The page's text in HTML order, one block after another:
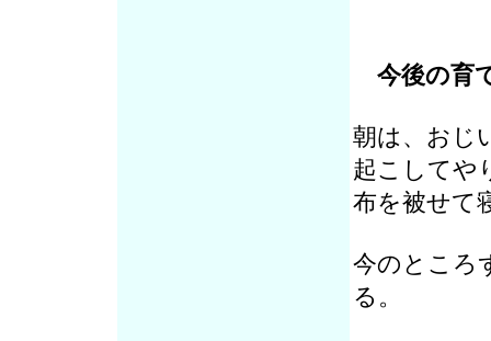
今後の育
朝は、おじ
起こしてや
布を被せて
今のところ
る。